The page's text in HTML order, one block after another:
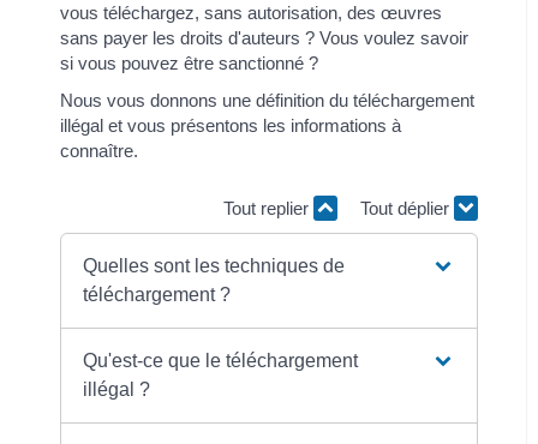
vous téléchargez, sans autorisation, des œuvres
sans payer les droits d'auteurs ? Vous voulez savoir
si vous pouvez être sanctionné ?
Nous vous donnons une définition du téléchargement
illégal et vous présentons les informations à
connaître.
Tout replier Tout déplier
Quelles sont les techniques de
téléchargement ?
Qu'est-ce que le téléchargement
illégal ?